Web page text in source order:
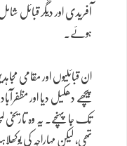
ہوئے۔
ان قبائلیوں اور مقامی
پیچھے دھکیل دیا اور
تک جا پہنچے۔ یہ وہ
تھی، لیکن مہاراجہ کی